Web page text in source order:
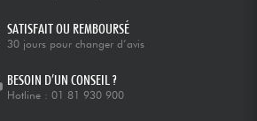
SATISFAIT OU REMBOURSÉ
30 jours pour changer d’avis
BESOIN D’UN CONSEIL ?
Hotline : 01 81 930 900